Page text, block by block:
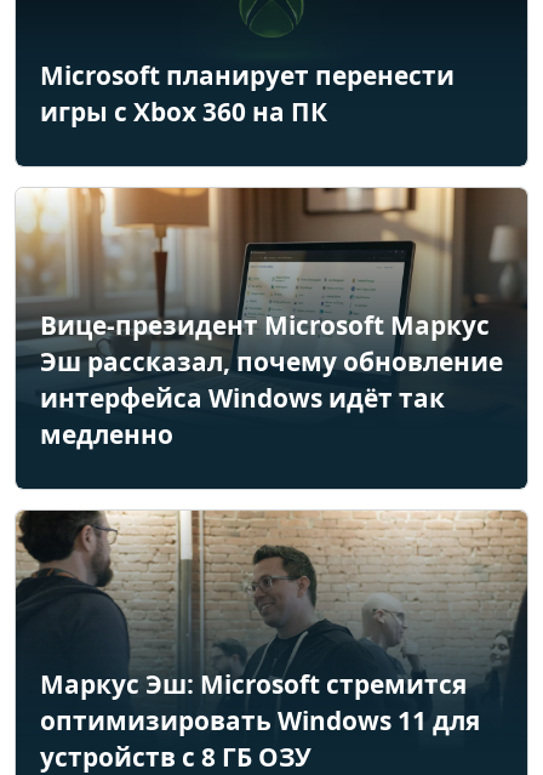
Microsoft планирует перенести
игры с Xbox 360 на ПК
Вице-президент Microsoft Маркус
Эш рассказал, почему обновление
интерфейса Windows идёт так
медленно
Маркус Эш: Microsoft стремится
оптимизировать Windows 11 для
устройств с 8 ГБ ОЗУ